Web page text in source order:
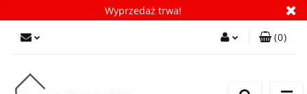
Wyprzedaż trwa!
(0)